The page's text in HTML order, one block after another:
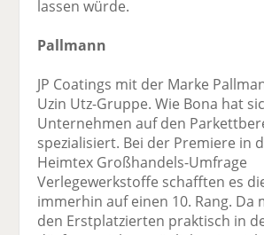
lassen würde.
Pallmann
JP Coatings mit der Marke
Uzin Utz-Gruppe. Wie Bona hat
Unternehmen auf den
spezialisiert. Bei der Premiere in
Heimtex Großhandels-Umfrage
Verlegewerkstoffe schafften es
immerhin auf einen 10. Rang. Da
den Erstplatzierten praktisch in